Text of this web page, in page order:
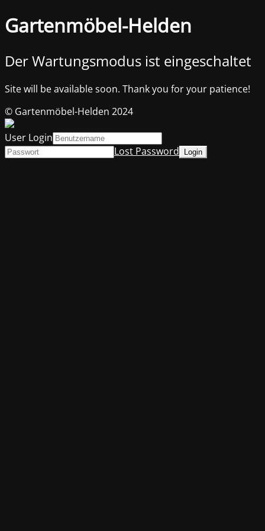
Gartenmöbel-Helden
Der Wartungsmodus ist eingeschaltet
Site will be available soon. Thank you for your patience!
© Gartenmöbel-Helden 2024
User Login
Lost Password